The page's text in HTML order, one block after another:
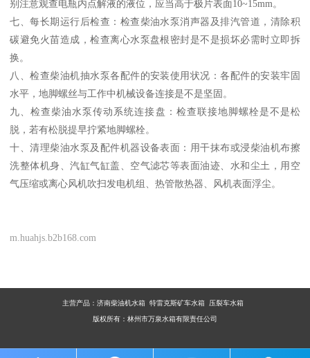
别注意观查电瓶内点解液的液位，应当高于极片表面10~15mm。
七、每长期运行后检查：检查柴油水泵消声器及排汽管道，清除积
碳避免火苗造成，检查离心水泵盘根密封是不是损坏必需时立即拆
换。
八、检查柴油机抽水泵各配件的安装使用状况：各配件的安装牢固
水平，地脚螺丝与工作中机械设备连接是不是坚固。
九、检查柴油水泵传动系统连接盘：检查联接地脚螺栓是不是松
脱，若有松脱提早拧紧地脚螺栓。
十、清理柴油水泵及配件机器设备表面：用干抹布或浸柴油机布擦
洗整体机身、汽缸气缸盖、空气滤芯等表面油迹、水和尘土，用空
气压缩或离心风机吹扫发电机组、热管散热器、风机表面浮尘。
m.huahjs.b2b168.com
主营产品： 济南柴油机水箱 特雷克斯矿车水箱 压裂车水箱
版权所有：林州市万泉水箱有限责任公司